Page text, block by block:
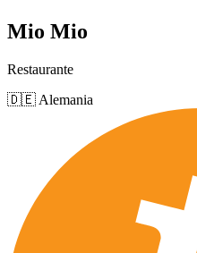
Mio Mio
Restaurante
🇩🇪 Alemania